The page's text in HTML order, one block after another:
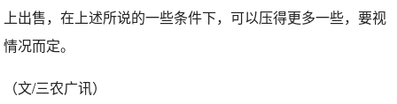
上出售，在上述所说的一些条件下，可以压得更多一些，要视
情况而定。
（文/三农广讯）